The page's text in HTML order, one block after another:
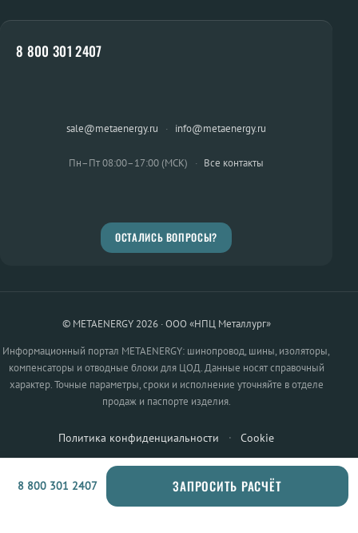
8 800 301 2407
sale@metaenergy.ru · info@metaenergy.ru
Пн–Пт 08:00–17:00 (МСК) · Все контакты
ОСТАЛИСЬ ВОПРОСЫ?
© METAENERGY 2026 · ООО «НПЦ Металлург»
Информационный портал METAENERGY: шинопровод, шины, изоляторы,
компенсаторы и отводные блоки для ЦОД. Данные носят справочный
характер. Точные параметры, сроки и исполнение уточняйте в отделе
продаж и паспорте изделия.
Политика конфиденциальности · Cookie
8 800 301 2407 ЗАПРОСИТЬ РАСЧЁТ